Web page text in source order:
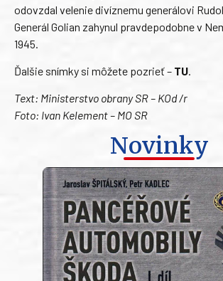
odovzdal velenie divíznemu generálovi
Generál Golian zahynul pravdepodobne v
1945.
Ďalšie snímky si môžete pozrieť – TU.
Text: Ministerstvo obrany SR – KOd /r
Foto: Ivan Kelement – MO SR
Novinky